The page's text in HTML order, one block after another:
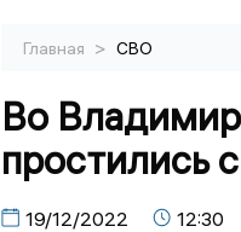
Главная > СВО
Во
простились
19/12/2022 12:30